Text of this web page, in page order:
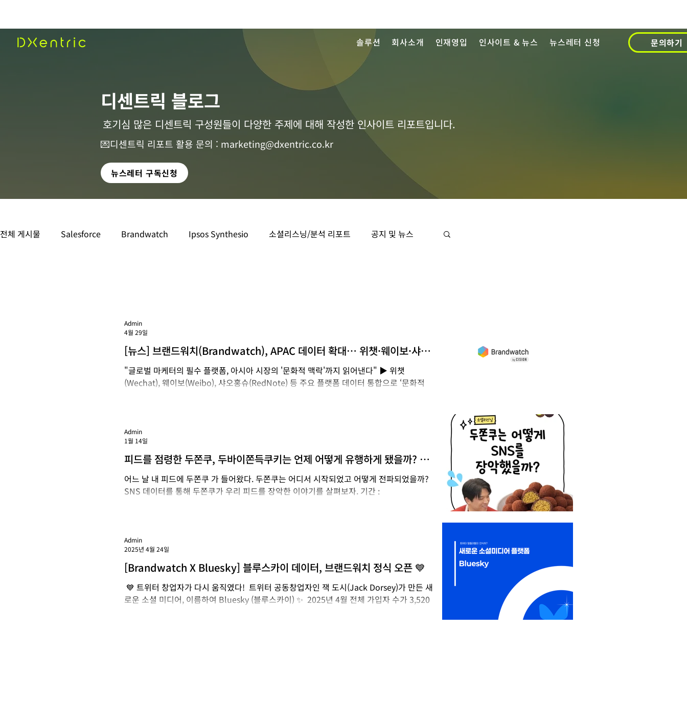
솔루션 회사소개 인재영입 인사이트 & 뉴스 뉴스레터 신청 문의하기
​디센트릭 블로그
호기심 많은 디센트릭 구성원들이 다양한 주제에 대해 작성한 인사이트 리포트입니다.
💌디센트릭 리포트 활용 문의 : marketing@dxentric.co.kr
뉴스레터 구독신청
전체 게시물 Salesforce Brandwatch Ipsos Synthesio 소셜리스닝/분석 리포트 공지 및 뉴스
[뉴스] 브랜드워치(Brandwatch), APAC 데이터 확대… 위챗·웨이보·샤
오홍슈 데이터까지 통합
"글로벌 마케터의 필수 플랫폼, 아시아 시장의 '문화적 맥락'까지 읽어낸다" ▶ 위챗
(Wechat), 웨이보(Weibo), 샤오홍슈(RedNote) 등 주요 플랫폼 데이터 통합으로 ‘문화적
아시아 시장의 오디언스를 보다 깊이 있게 이해하고, 데이터 기반의 의사결정을 더욱 확신
있게 내릴 수 있게 될 전망이다. ​ ■ "데이터는 넘치지만, 정작 고객 이해도는 25% 불과" 최
근 브랜드워치의 조사에 따르면, 마케터 중 단 25%만이 자신의 타겟 고객을 제대로 이해하
고 있다고 답했다. 이는 데이터의 양 자체는 방대해졌으나, 이를 유의미한 인사이트로 연결
하는 ‘연결 고리’가
Admin
4월 29일
피드를 점령한 두쫀쿠, 두바이쫀득쿠키는 언제 어떻게 유행하게 됐을까? 소
셜 데이터로 살펴보기 (feat. Synthesio)
어느 날 내 피드에 두쫀쿠 가 들어왔다. 두쫀쿠는 어디서 시작되었고 어떻게 전파되었을까?
SNS 데이터를 통해 두쫀쿠가 우리 피드를 장악한 이야기를 살펴보자. 기간 :
였다. 그러다 4월, 디저트 가게 ‘몬트쿠키’ 에서 처음으로 지금 형태의 동그란 두쫀쿠를 선보
였다. 두쫀쿠는 초기에 큰 주목을 받지 못했다. 4월부터 6월까지는 월 평균 약 60건의 언급
량을 기록하며 소소하게 언급되었다. 이후 먹방 인플루언서들 사이에서 점차 화제가 되기 시
작하며 언급량이 증가하였다. 그리고 12월, 여러 아이돌들 및 인플루언서들도 두쫀쿠를 언
급하며 유
Admin
1월 14일
[Brandwatch X Bluesky] 블루스카이 데이터, 브랜드워치 정식 오픈 💙
​ 💙 트위터 창업자가 다시 움직였다! ​ 트위터 공동창업자인 잭 도시(Jack Dorsey)가 만든 새
로운 소셜 미디어, 이름하여 Bluesky (블루스카이) ✨ ​ 2025년 4월 전체 가입자 수가 3,520
Admin
2025년 4월 24일